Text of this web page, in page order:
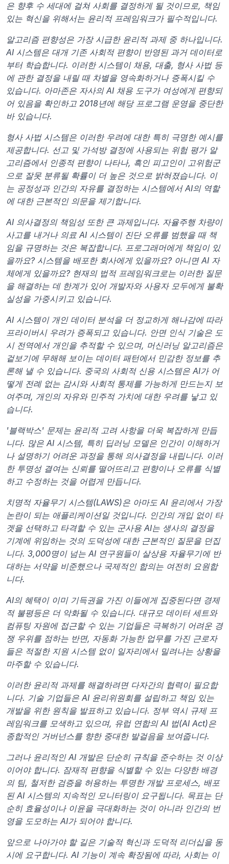
은 향후 수 세대에 걸쳐 사회를 결정하게 될 것이므로, 책임
있는 혁신을 위해서는 윤리적 프레임워크가 필수적입니다.
알고리즘 편향성은 가장 시급한 윤리적 과제 중 하나입니다.
AI 시스템은 대개 기존 사회적 편향이 반영된 과거 데이터로
부터 학습합니다. 이러한 시스템이 채용, 대출, 형사 사법 등
에 관한 결정을 내릴 때 차별을 영속화하거나 증폭시킬 수
있습니다. 아마존은 자사의 AI 채용 도구가 여성에게 편향되
어 있음을 확인하고 2018년에 해당 프로그램 운영을 중단한
바 있습니다.
형사 사법 시스템은 이러한 우려에 대한 특히 극명한 예시를
제공합니다. 선고 및 가석방 결정에 사용되는 위험 평가 알
고리즘에서 인종적 편향이 나타나, 흑인 피고인이 고위험군
으로 잘못 분류될 확률이 더 높은 것으로 밝혀졌습니다. 이
는 공정성과 인간의 자유를 결정하는 시스템에서 AI의 역할
에 대한 근본적인 의문을 제기합니다.
AI 의사결정의 책임성 또한 큰 과제입니다. 자율주행 차량이
사고를 내거나 의료 AI 시스템이 진단 오류를 범했을 때 책
임을 규명하는 것은 복잡합니다. 프로그래머에게 책임이 있
을까요? 시스템을 배포한 회사에게 있을까요? 아니면 AI 자
체에게 있을까요? 현재의 법적 프레임워크로는 이러한 질문
을 해결하는 데 한계가 있어 개발자와 사용자 모두에게 불확
실성을 가중시키고 있습니다.
AI 시스템이 개인 데이터 분석을 더 정교하게 해나감에 따라
프라이버시 우려가 증폭되고 있습니다. 안면 인식 기술은 도
시 전역에서 개인을 추적할 수 있으며, 머신러닝 알고리즘은
겉보기에 무해해 보이는 데이터 패턴에서 민감한 정보를 추
론해 낼 수 있습니다. 중국의 사회적 신용 시스템은 AI가 어
떻게 전례 없는 감시와 사회적 통제를 가능하게 만드는지 보
여주며, 개인의 자유와 민주적 가치에 대한 우려를 낳고 있
습니다.
'블랙박스' 문제는 윤리적 고려 사항을 더욱 복잡하게 만듭
니다. 많은 AI 시스템, 특히 딥러닝 모델은 인간이 이해하거
나 설명하기 어려운 과정을 통해 의사결정을 내립니다. 이러
한 투명성 결여는 신뢰를 떨어뜨리고 편향이나 오류를 식별
하고 수정하는 것을 어렵게 만듭니다.
치명적 자율무기 시스템(LAWS)은 아마도 AI 윤리에서 가장
논란이 되는 애플리케이션일 것입니다. 인간의 개입 없이 타
겟을 선택하고 타격할 수 있는 군사용 AI는 생사의 결정을
기계에 위임하는 것의 도덕성에 대한 근본적인 질문을 던집
니다. 3,000명이 넘는 AI 연구원들이 살상용 자율무기에 반
대하는 서약을 비준했으나 국제적인 합의는 여전히 요원합
니다.
AI의 혜택이 이미 기득권을 가진 이들에게 집중된다면 경제
적 불평등은 더 악화될 수 있습니다. 대규모 데이터 세트와
컴퓨팅 자원에 접근할 수 있는 기업들은 극복하기 어려운 경
쟁 우위를 점하는 반면, 자동화 가능한 업무를 가진 근로자
들은 적절한 지원 시스템 없이 일자리에서 밀려나는 상황을
마주할 수 있습니다.
이러한 윤리적 과제를 해결하려면 다자간의 협력이 필요합
니다. 기술 기업들은 AI 윤리위원회를 설립하고 책임 있는
개발을 위한 원칙을 발표하고 있습니다. 정부 역시 규제 프
레임워크를 모색하고 있으며, 유럽 연합의 AI 법(AI Act)은
종합적인 거버넌스를 향한 중대한 발걸음을 보여줍니다.
그러나 윤리적인 AI 개발은 단순히 규칙을 준수하는 것 이상
이어야 합니다. 잠재적 편향을 식별할 수 있는 다양한 배경
의 팀, 철저한 검증을 허용하는 투명한 개발 프로세스, 배포
된 AI 시스템의 지속적인 모니터링이 요구됩니다. 목표는 단
순히 효율성이나 이윤을 극대화하는 것이 아니라 인간의 번
영을 도모하는 AI가 되어야 합니다.
앞으로 나아가야 할 길은 기술적 혁신과 도덕적 리더십을 동
시에 요구합니다. AI 기능이 계속 확장됨에 따라, 사회는 이